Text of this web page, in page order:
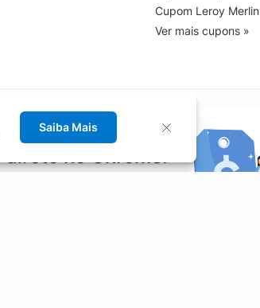
Cupom Leroy Merlin
Ver mais cupons »
no Chrome!
Saiba Mais